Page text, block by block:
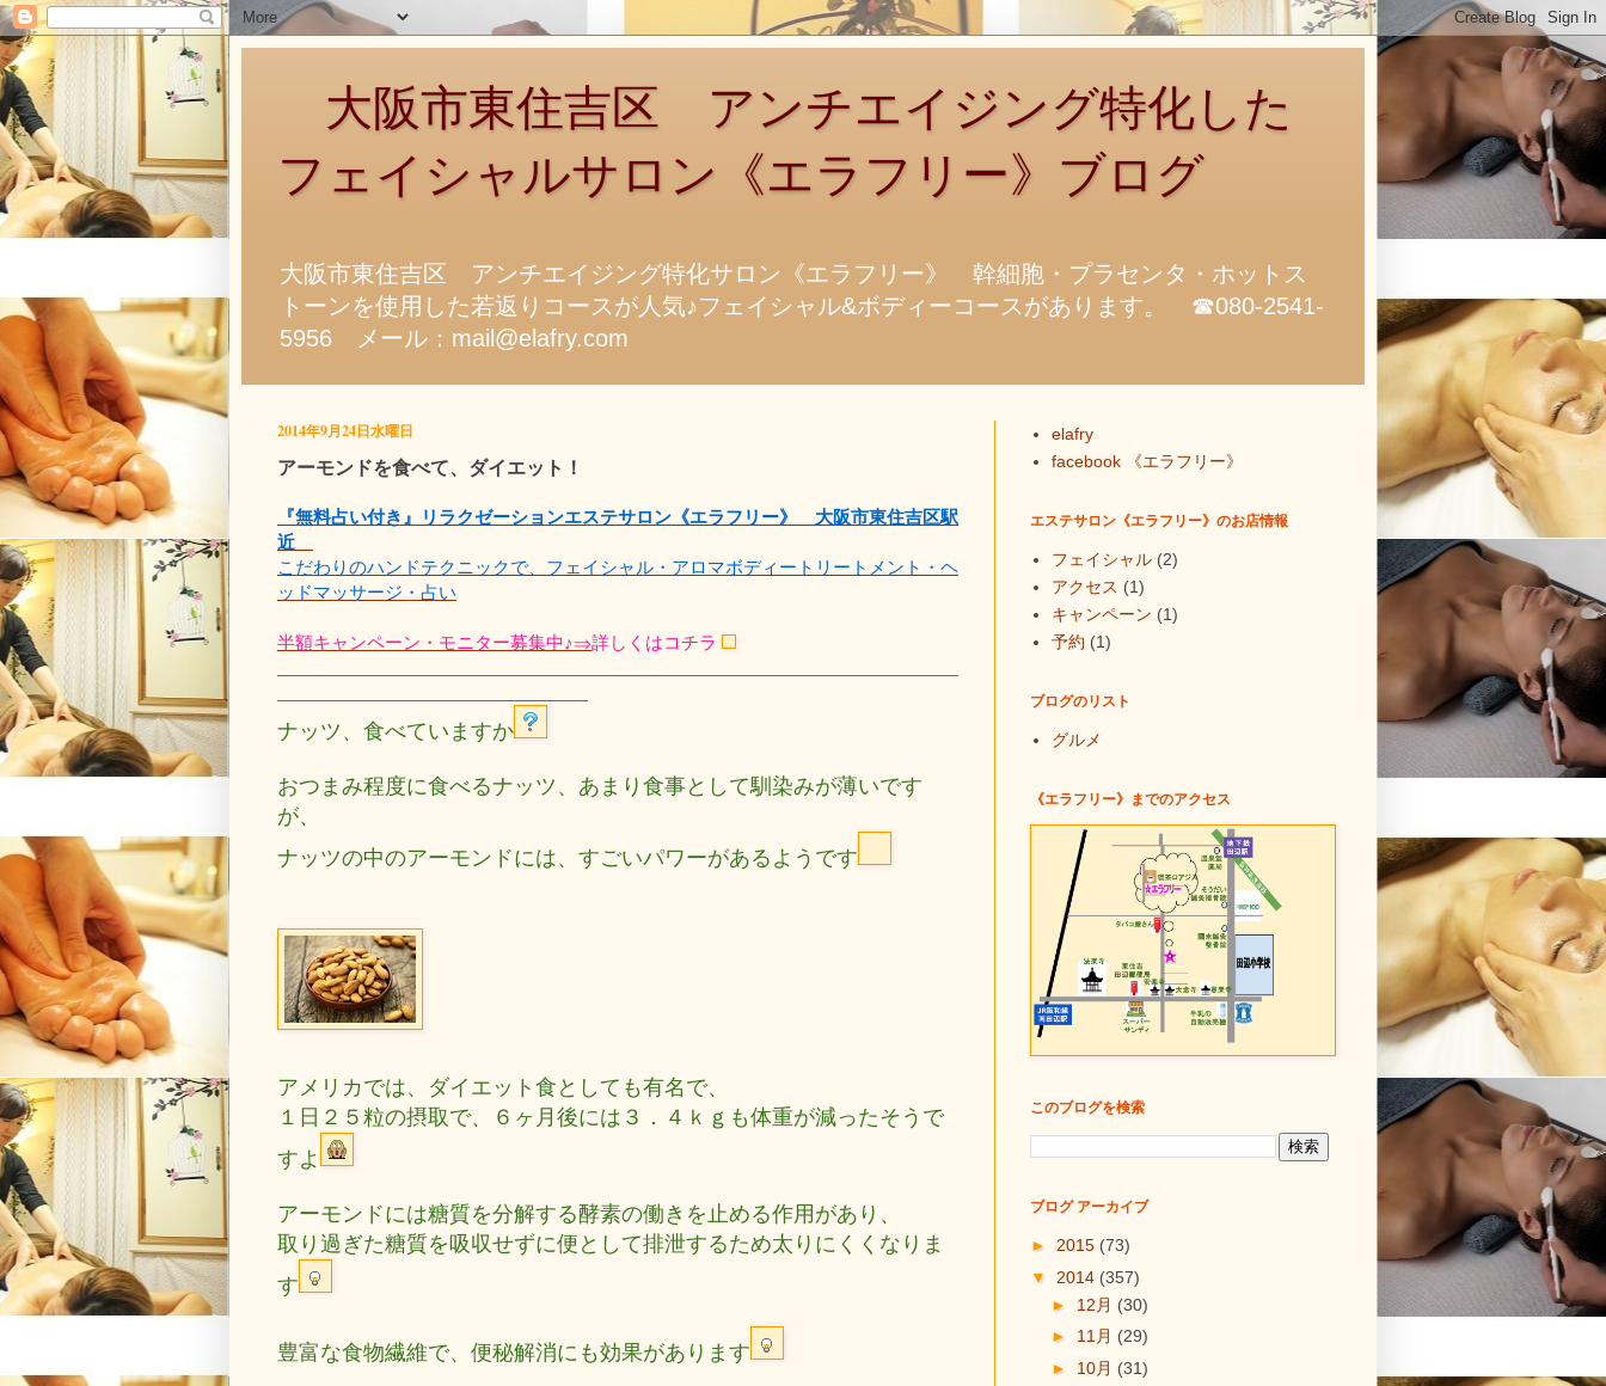
大阪市東住吉区 アンチエイジング特化した
フェイシャルサロン《エラフリー》ブログ
大阪市東住吉区 アンチエイジング特化サロン《エラフリー》 幹細胞・プラセンタ・ホットス
トーンを使用した若返りコースが人気♪フェイシャル&ボディーコースがあります。 ☎080-2541-
5956 メール：mail@elafry.com
2014年9月24日水曜日
アーモンドを食べて、ダイエット！
『無料占い付き』リラクゼーションエステサロン《エラフリー》 大阪市東住吉区駅
近
こだわりのハンドテクニックで、 フェイシャル・アロマボディートリートメント・ヘ
ッドマッサージ・占い
半額キャンペーン・モニター募集中♪⇒詳しくはコチラ
ナッツ、食べていますか
おつまみ程度に食べるナッツ、あまり食事として馴染みが薄いです
が、
ナッツの中のアーモンドには、すごいパワーがあるようです
アメリカでは、ダイエット食としても有名で、
１日２５粒の摂取で、６ヶ月後には３．４ｋｇも体重が減ったそうで
すよ
アーモンドには糖質を分解する酵素の働きを止める作用があり、
取り過ぎた糖質を吸収せずに便として排泄するため太りにくくなりま
す
豊富な食物繊維で、便秘解消にも効果があります
elafry
facebook 《エラフリー》
エステサロン《エラフリー》のお店情報
フェイシャル (2)
アクセス (1)
キャンペーン (1)
予約 (1)
ブログのリスト
グルメ
《エラフリー》までのアクセス
このブログを検索
ブログ アーカイブ
► 2015 (73)
▼ 2014 (357)
► 12月 (30)
► 11月 (29)
► 10月 (31)